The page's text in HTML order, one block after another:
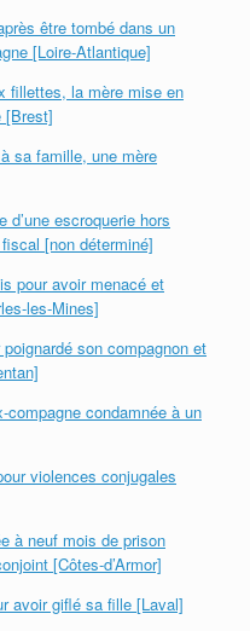
être tombé dans un
[Loire-Atlantique]
fillettes, la mère mise en
[Brest]
sa famille, une mère
escroquerie hors
[non déterminé]
pour avoir menacé et
les-Mines]
son compagnon et
compagne condamnée à un
violences conjugales
à neuf mois de prison
[Côtes-d’Armor]
avoir giflé sa fille [Laval]